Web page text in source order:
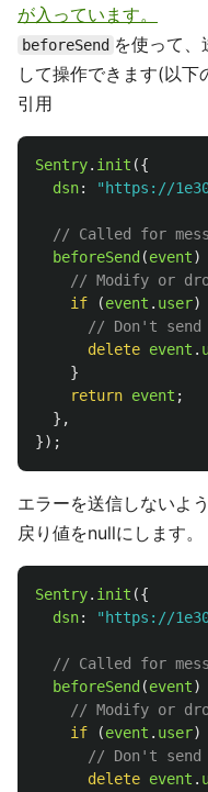
が入っています。
beforeSend を使って
して操作できます(以下
引用
Sentry. init ({
dsn: " https://
// Called for
beforeSend (event)
// Modify or
if
(event . user)
// Don't send
delete event .
}
return event ;
},
});
エラーを送信しないよ
戻り値をnullにします。
Sentry. init ({
dsn: " https://
// Called for
beforeSend (event)
// Modify or
if
(event . user)
// Don't send
delete event .